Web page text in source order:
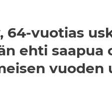
64-vuotias
ehti saapua
vuoden